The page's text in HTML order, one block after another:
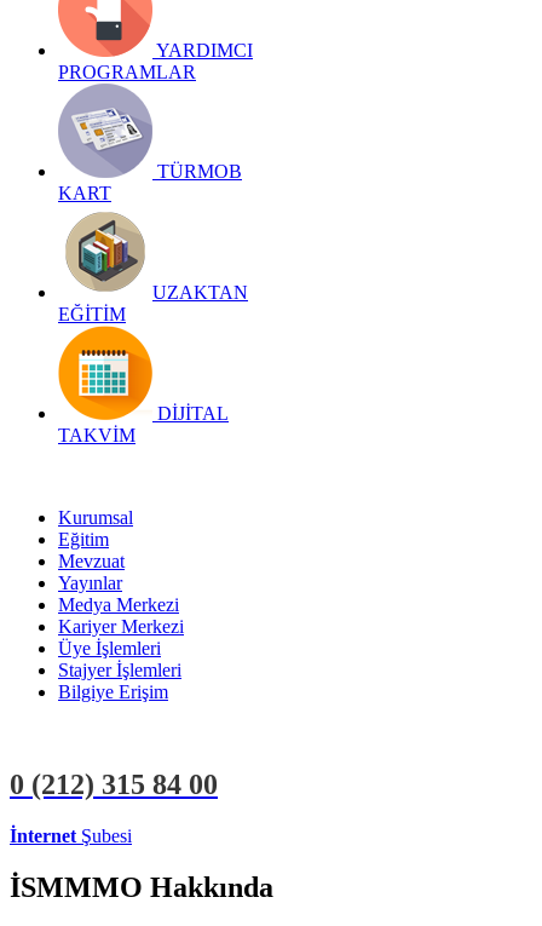
YARDIMCI
PROGRAMLAR
TÜRMOB
KART
UZAKTAN
EĞİTİM
DİJİTAL
TAKVİM
Kurumsal
Eğitim
Mevzuat
Yayınlar
Medya Merkezi
Kariyer Merkezi
Üye İşlemleri
Stajyer İşlemleri
Bilgiye Erişim
0 (212) 315 84 00
İnternet Şubesi
İSMMMO Hakkında